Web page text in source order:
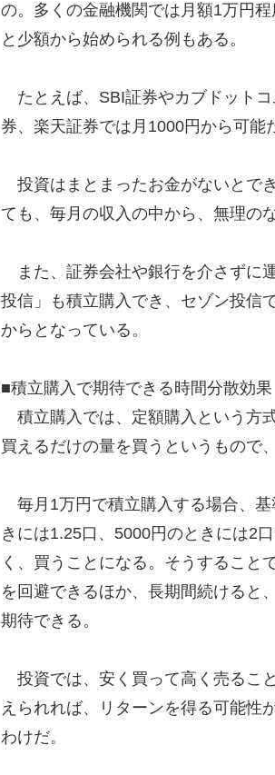
の。多くの金融機関では月額1万円
と少額から始められる例もある。
たとえば、SBI証券やカブドット
券、楽天証券では月1000円から可能
投資はまとまったお金がないとで
ても、毎月の収入の中から、無理の
また、証券会社や銀行を介さずに
投信」も積立購入でき、セゾン投信
からとなっている。
■積立購入で期待できる時間分散効果
積立購入では、定額購入という方
買えるだけの量を買うというもので
毎月1万円で積立購入する場合、基
きには1.25口、5000円のときには2
く、買うことになる。そうすること
を回避できるほか、長期間続けると
期待できる。
投資では、安く買って高く売るこ
えられれば、リターンを得る可能性
わけだ。